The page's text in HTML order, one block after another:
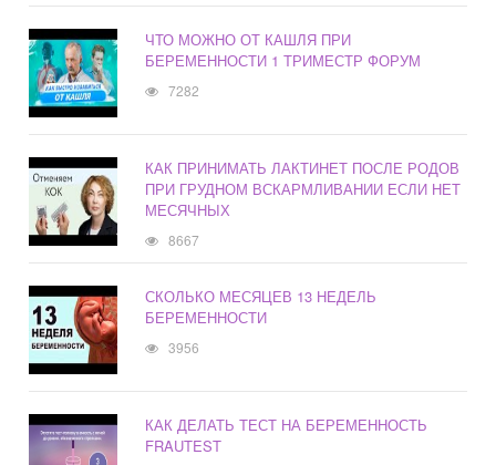
ЧТО МОЖНО ОТ КАШЛЯ ПРИ
БЕРЕМЕННОСТИ 1 ТРИМЕСТР ФОРУМ
7282
КАК ПРИНИМАТЬ ЛАКТИНЕТ ПОСЛЕ РОДОВ
ПРИ ГРУДНОМ ВСКАРМЛИВАНИИ ЕСЛИ НЕТ
МЕСЯЧНЫХ
8667
СКОЛЬКО МЕСЯЦЕВ 13 НЕДЕЛЬ
БЕРЕМЕННОСТИ
3956
КАК ДЕЛАТЬ ТЕСТ НА БЕРЕМЕННОСТЬ
FRAUTEST